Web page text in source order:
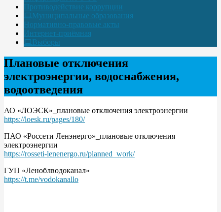
Противодействие коррупции
Муниципальные образования
Нормативно-правовые акты
Интернет-приёмная
Выборы
Плановые отключения
электроэнергии, водоснабжения,
водоотведения
АО «ЛОЭСК»_плановые отключения электроэнергии
https://loesk.ru/pages/180/
ПАО «Россети Ленэнерго»_плановые отключения
электроэнергии
https://rosseti-lenenergo.ru/planned_work/
ГУП «Леноблводоканал»
https://t.me/vodokanallo